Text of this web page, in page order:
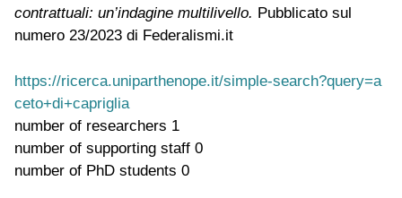
contrattuali: un’indagine multilivello. Pubblicato sul
numero 23/2023 di Federalismi.it
https://ricerca.uniparthenope.it/simple-search?query=a
ceto+di+capriglia
number of researchers 1
number of supporting staff 0
number of PhD students 0